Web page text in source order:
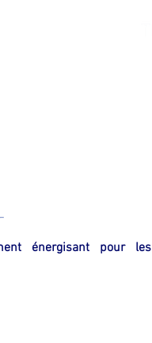
énergisant pour les